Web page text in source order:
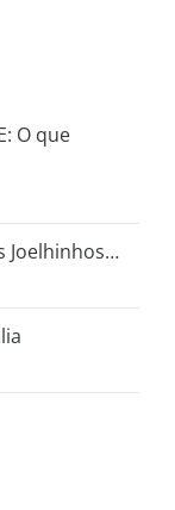
O que
Joelhinhos…